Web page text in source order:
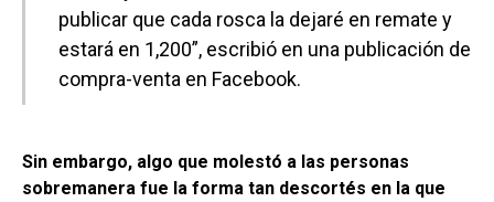
publicar que cada rosca la dejaré en remate y
estará en 1,200”, escribió en una publicación de
compra-venta en Facebook.
Sin embargo, algo que molestó a las personas
sobremanera fue la forma tan descortés en la que